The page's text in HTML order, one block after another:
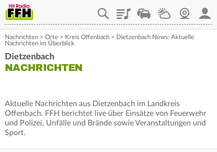
PlaylistStaupilotWetterWebcam
Nachrichten > Orte > Kreis Offenbach > Dietzenbach News: Aktuelle
Nachrichten im Überblick
Dietzenbach
NACHRICHTEN
Aktuelle Nachrichten aus Dietzenbach im Landkreis
Offenbach. FFH berichtet live über Einsätze von Feuerwehr
und Polizei, Unfälle und Brände sowie Veranstaltungen und
Sport.